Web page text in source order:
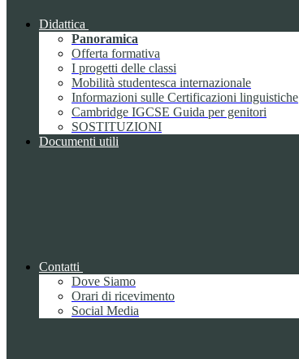
Didattica
Panoramica
Offerta formativa
I progetti delle classi
Mobilità studentesca internazionale
Informazioni sulle Certificazioni linguistiche
Cambridge IGCSE Guida per genitori
SOSTITUZIONI
Documenti utili
Contatti
Dove Siamo
Orari di ricevimento
Social Media